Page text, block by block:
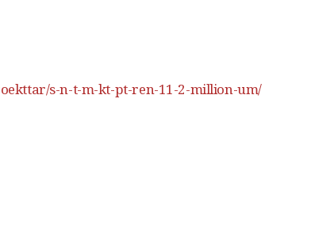
s-n-t-m-kt-pt-ren-11-2-million-um/